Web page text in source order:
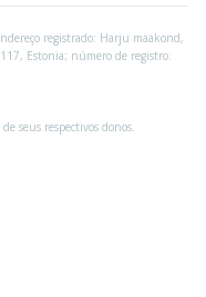
registrado: Harju maakond,
Estonia; número de registro:
seus respectivos donos.